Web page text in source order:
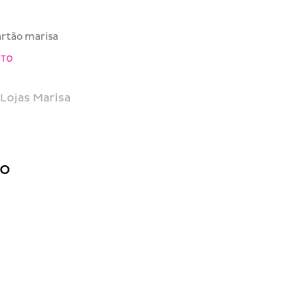
marisa
Lojas Marisa